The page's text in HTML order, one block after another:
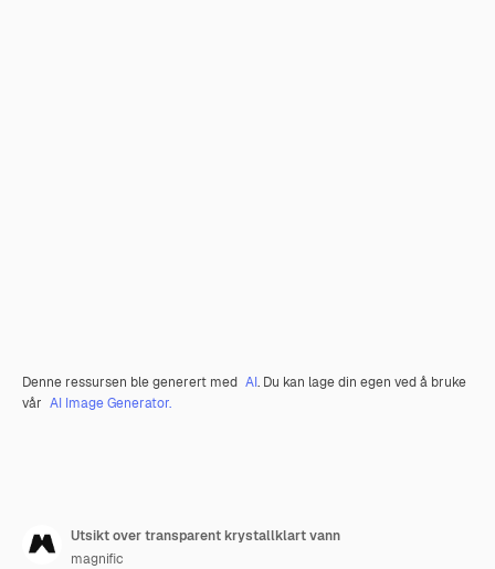
Denne ressursen ble generert med AI. Du kan lage din egen ved å bruke
vår AI Image Generator.
Utsikt over transparent krystallklart vann
magnific